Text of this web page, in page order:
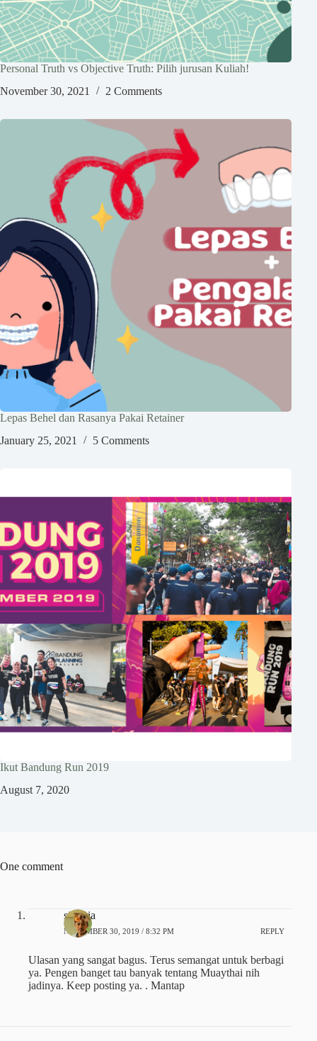
Personal Truth vs Objective Truth: Pilih jurusan Kuliah!
November 30, 2021
2 Comments
Lepas Behel dan Rasanya Pakai Retainer
January 25, 2021
5 Comments
Ikut Bandung Run 2019
August 7, 2020
One comment
sinatria
NOVEMBER 30, 2019 / 8:32 PM REPLY
Ulasan yang sangat bagus. Terus semangat untuk berbagi
ya. Pengen banget tau banyak tentang Muaythai nih
jadinya. Keep posting ya. . Mantap